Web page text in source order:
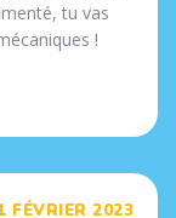
tu vas
!
FÉVRIER 2023